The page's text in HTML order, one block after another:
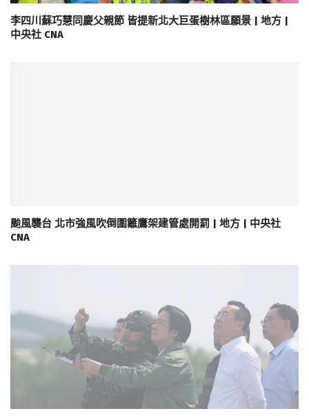
李四川蘇巧慧同慶父親節 皆提新北大巨蛋樹林區願景 | 地方 |
中央社 CNA
颱風襲台 北市強風吹倒圍籬鷹架建管處開罰 | 地方 | 中央社
CNA